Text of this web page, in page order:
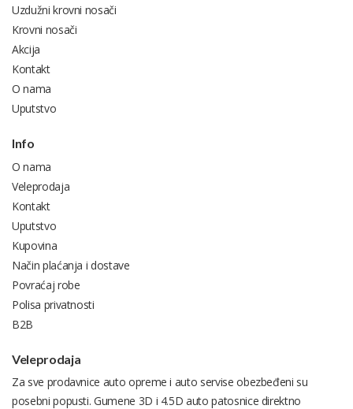
Uzdužni krovni nosači
Krovni nosači
Akcija
Kontakt
O nama
Uputstvo
Info
O nama
Veleprodaja
Kontakt
Uputstvo
Kupovina
Način plaćanja i dostave
Povraćaj robe
Polisa privatnosti
B2B
Veleprodaja
Za sve prodavnice auto opreme i auto servise obezbeđeni su
posebni popusti. Gumene 3D i 4.5D auto patosnice direktno